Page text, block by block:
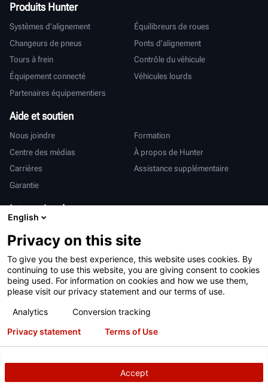
Produits Hunter
Systèmes d'alignement
Équilibreurs de roues
Changeurs de pneus
Ponts d'alignement
Tours à frein
Contrôle du véhicule
Équipement connecté
Véhicules lourds
Partenaires équipementiers
Aide et soutien
Nous joindre
Formation
Centre des médias
À propos de Hunter
Carrières
Assistance supplémentaire
Garantie
International
亨特中国
Conditions d’utilisation
Déclaration de confidentialité
Proposition 65 de Californie
Système RAPI
Brevets
Copyright© 2026 Hunter Engineering Company.Tous droits réservés.
English
Privacy on this site
To give you the best experience, this website uses cookies. By
continuing to use this website, you are giving consent to cookies
being used. For information on cookies and how we use them,
please visit our privacy statement and our terms of use.
Analytics
Conversion tracking
Accept
Privacy statement Terms of Use